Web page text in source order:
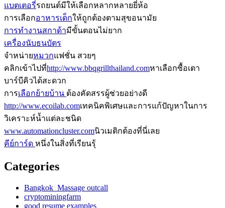
แบตเตอรี่รถยนต์มีให้เลือกหลากหลายยี่ห้อ
การเลือกอาหารเด็กให้ถูกต้องตามสุขอนามัย
การทำงานสกาด้ามีขั้นตอนไม่ยาก
เครื่องนับธนบัตร
จำหน่ายหมวกแฟชั่น สวยๆ
คลิกเข้าไปที่http://www.bbqgrillthailand.comหาเลือกซื้อเตา
บาร์บีคิวได้สะดวก
การเลือกย้ายบ้าน ต้องคัดสรรผู้ช่วยอย่างดี
http://www.ecoilab.comเทคนิคพิเศษและการแก้ปัญหาในการ
วิเคราะห์น้ำแต่ละชนิด
www.automationcluster.comนิวเมติกต้องที่นี่เลย
คีย์การ์ด หนึ่งในสิ่งที่เรียนรุ้
Categories
Bangkok Massage outcall
cryptominingfarm
good resume examples